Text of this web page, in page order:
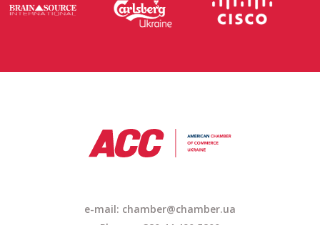
e-mail: chamber@chamber.ua